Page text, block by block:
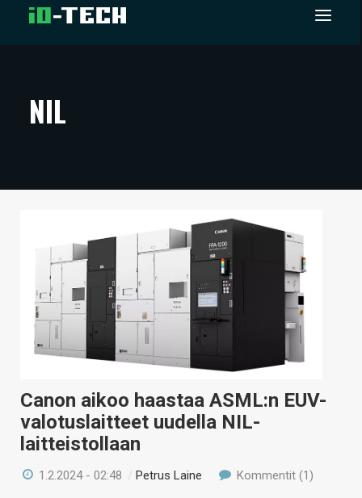
ARTIKKELIT
TECHBBS
HINTA.FI
KAUPPA
VAIHDA TEEMA
HAKU
NIL
Canon aikoo haastaa ASML:n EUV-
valotuslaitteet uudella NIL-
laitteistollaan
1.2.2024 - 02:48 /Petrus Laine Kommentit (1)